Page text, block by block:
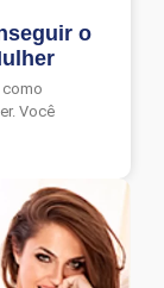
o
como
Você